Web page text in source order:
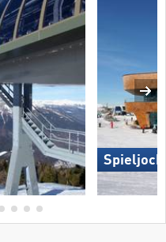
Spieljoch